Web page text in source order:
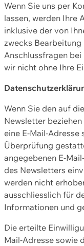
Wenn Sie uns per
lassen, werden Ihre
inklusive der von
zwecks
Anschlussfragen
wir nicht ohne Ihre
Wenn Sie den auf
Newsletter
eine E-Mail-
Überprüfung
angegebenen E-
des Newsletters
werden nicht
ausschliesslich für
Informationen und
Die erteilte
Mail-Adresse sowie